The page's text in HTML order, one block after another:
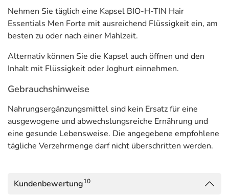
Biotin 63 µg
125
Zink
5 mg
50
Selen
55 µg
Taurin
325 mg
** Referenzmenge gemäß LIMIV
*** keine Bezugswerte vorhanden
Adresse des Lebensmittel-Unternehmens
Dr.-Robert-Pfleger-Str. 12
Nehmen Sie täglich eine Kapsel BIO-H-TIN Hair
Essentials Men Forte mit ausreichend Flüssigkeit ein, am
besten zu oder nach einer Mahlzeit.
Alternativ können Sie die Kapsel auch öffnen und den
Inhalt mit Flüssigkeit oder Joghurt einnehmen.
Gebrauchshinweise
Nahrungsergänzungsmittel sind kein Ersatz für eine
ausgewogene und abwechslungsreiche Ernährung und
eine gesunde Lebensweise. Die angegebene empfohlene
tägliche Verzehrmenge darf nicht überschritten werden.
Kundenbewertung10